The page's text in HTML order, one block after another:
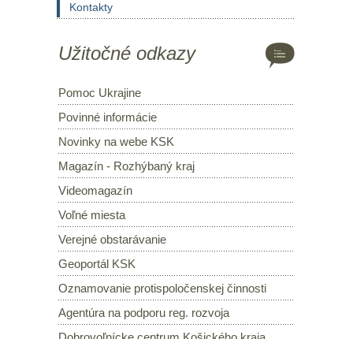
Kontakty
Užitočné odkazy
Pomoc Ukrajine
Povinné informácie
Novinky na webe KSK
Magazín - Rozhýbaný kraj
Videomagazín
Voľné miesta
Verejné obstarávanie
Geoportál KSK
Oznamovanie protispoločenskej činnosti
Agentúra na podporu reg. rozvoja